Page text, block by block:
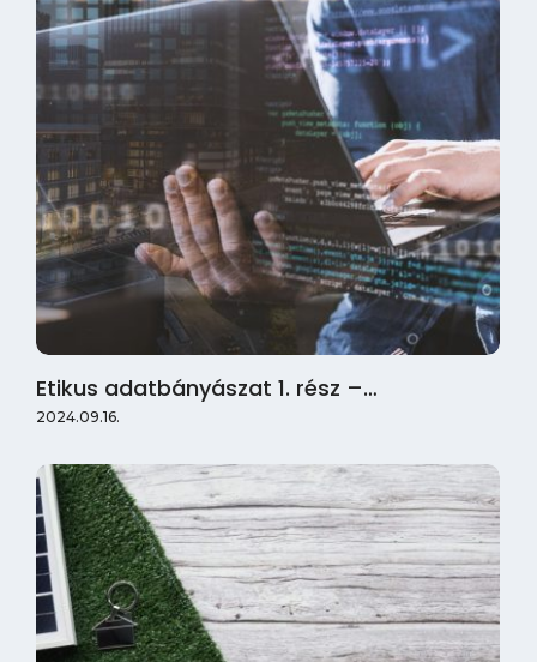
Etikus adatbányászat 1. rész –…
2024.09.16.